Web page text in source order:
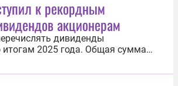
Роман Кухлевский,
знают по фирменным
к рекордным
акционерам
дивиденды
итогам 2025 года. Общая сумма
годовым общим
рекордные 850,2 млрд